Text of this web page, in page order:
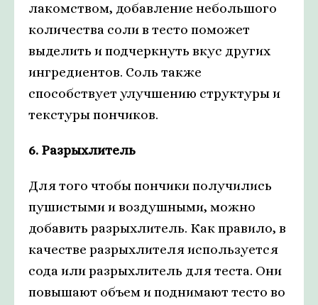
лакомством, добавление небольшого
количества соли в тесто поможет
выделить и подчеркнуть вкус других
ингредиентов. Соль также
способствует улучшению структуры и
текстуры пончиков.
6. Разрыхлитель
Для того чтобы пончики получились
пушистыми и воздушными, можно
добавить разрыхлитель. Как правило, в
качестве разрыхлителя используется
сода или разрыхлитель для теста. Они
повышают объем и поднимают тесто во